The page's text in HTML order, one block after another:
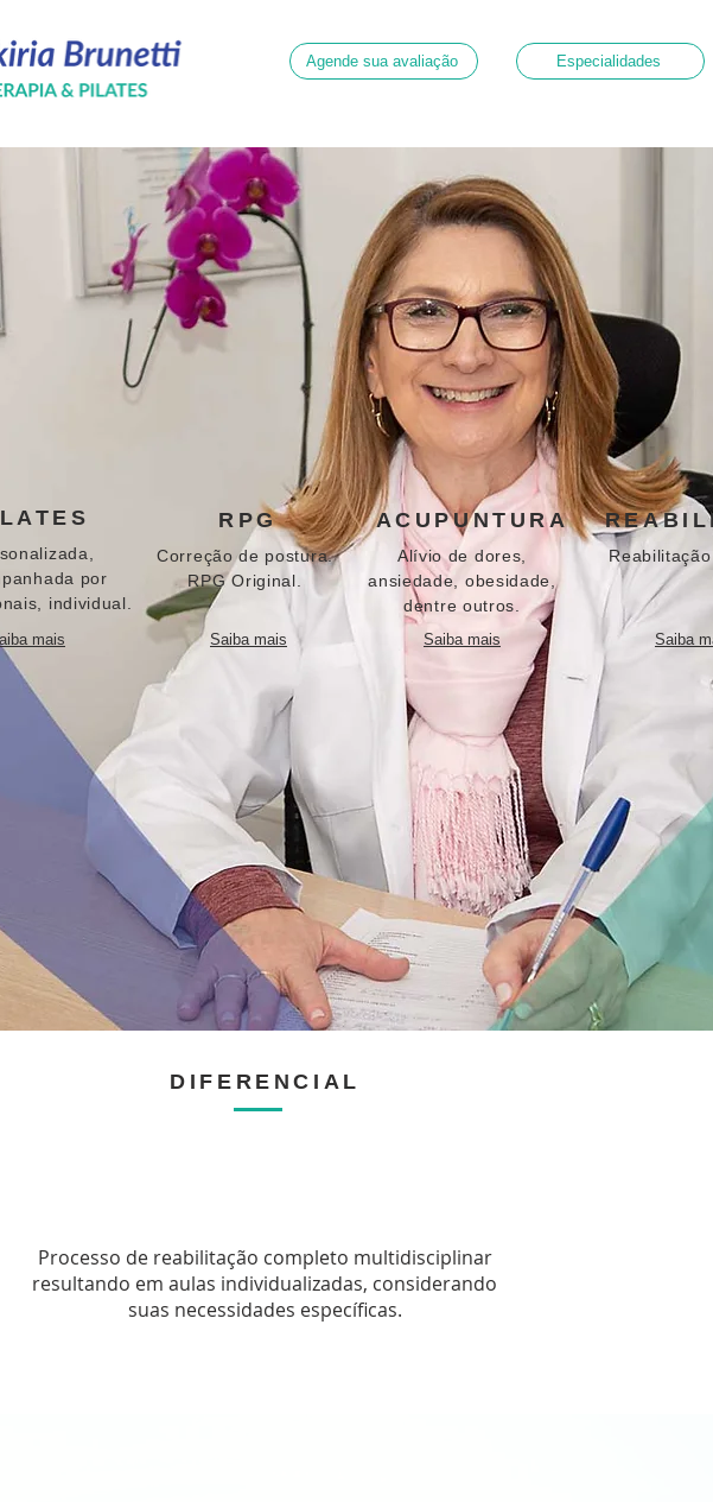
Agende sua avaliação Especialidades
por
individual.
RPG
Correção de postura.
RPG Original.
ACUPUNTURA
Alívio de dores,
ansiedade, obesidade,
dentre outros.
mais Saiba mais Saiba mais Saiba
DIFERENCIAL
Processo de reabilitação completo multidisciplinar
resultando em aulas individualizadas, considerando
suas necessidades específicas.